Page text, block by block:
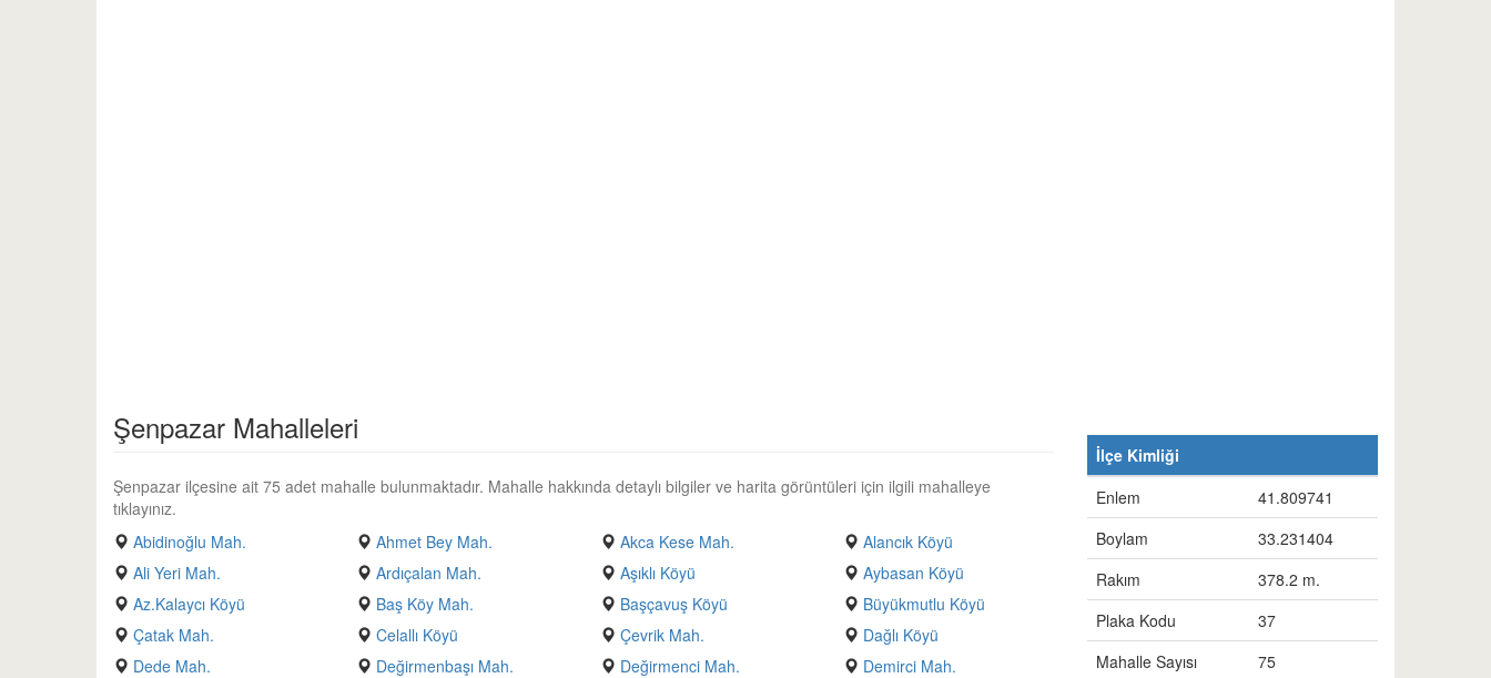
Şenpazar Mahalleleri
Şenpazar ilçesine ait 75 adet mahalle bulunmaktadır. Mahalle hakkında detaylı bilgiler ve harita görüntüleri için ilgili mahalleye
tıklayınız.
Abidinoğlu Mah.
Ahmet Bey Mah. Akca Kese Mah.
Alancık Köyü
Ali Yeri Mah.
Ardıçalan Mah. Aşıklı Köyü
Aybasan Köyü
Az.Kalaycı Köyü
Baş Köy Mah. Başçavuş Köyü
Büyükmutlu Köyü
Çatak Mah.
Celallı Köyü Çevrik Mah.
Dağlı Köyü
Dede Mah.
Değirmenbaşı Mah. Değirmenci Mah.
Demirci Mah.
İlçe Kimliği
Enlem
41.809741
Boylam
33.231404
Rakım
378.2 m.
Plaka Kodu
37
Mahalle Sayısı
75